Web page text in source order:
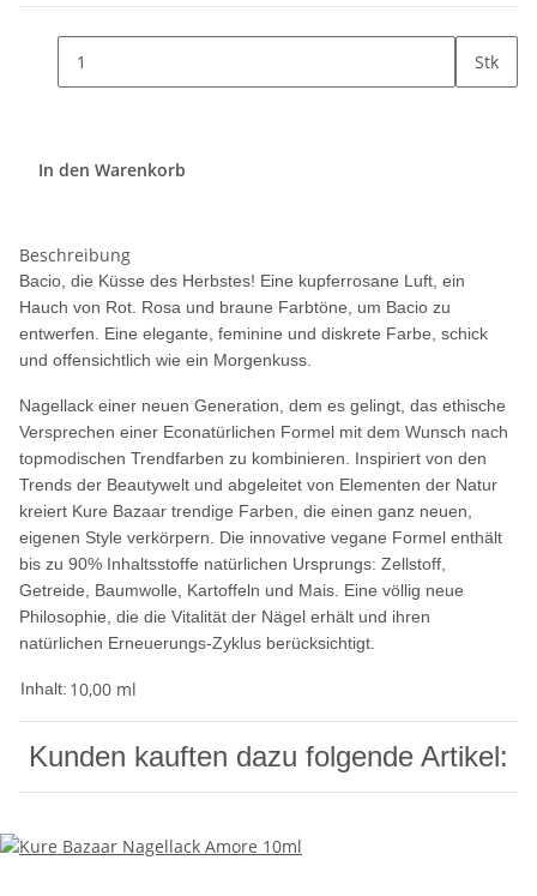
Stk
In den Warenkorb
Beschreibung
Bacio, die Küsse des Herbstes! Eine kupferrosane Luft, ein
Hauch von Rot. Rosa und braune Farbtöne, um Bacio zu
entwerfen. Eine elegante, feminine und diskrete Farbe, schick
und offensichtlich wie ein Morgenkuss.
Nagellack einer neuen Generation, dem es gelingt, das ethische
Versprechen einer Econatürlichen Formel mit dem Wunsch nach
topmodischen Trendfarben zu kombinieren. Inspiriert von den
Trends der Beautywelt und abgeleitet von Elementen der Natur
kreiert Kure Bazaar trendige Farben, die einen ganz neuen,
eigenen Style verkörpern. Die innovative vegane Formel enthält
bis zu 90% Inhaltsstoffe natürlichen Ursprungs: Zellstoff,
Getreide, Baumwolle, Kartoffeln und Mais. Eine völlig neue
Philosophie, die die Vitalität der Nägel erhält und ihren
natürlichen Erneuerungs-Zyklus berücksichtigt.
Inhalt: 10,00 ml
Kunden kauften dazu folgende Artikel: